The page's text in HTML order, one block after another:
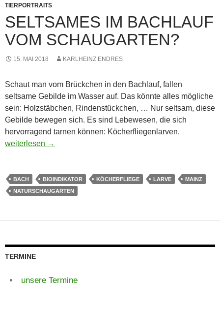
TIERPORTRAITS
SELTSAMES IM BACHLAUF
VOM SCHAUGARTEN?
15. MAI 2018 KARLHEINZ ENDRES
Schaut man vom Brückchen in den Bachlauf, fallen
seltsame Gebilde im Wasser auf. Das könnte alles mögliche
sein: Holzstäbchen, Rindenstückchen, … Nur seltsam, diese
Gebilde bewegen sich. Es sind Lebewesen, die sich
hervorragend tarnen können: Köcherfliegenlarven.
Seltsames im Bachlauf vom Schaugarten?
weiterlesen →
BACH BIOINDIKATOR KÖCHERFLIEGE LARVE
MAINZ
NATURSCHAUGARTEN
TERMINE
unsere Termine